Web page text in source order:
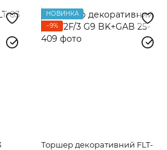
НОВИНКА
−9%
Торшер декоративний FLT-